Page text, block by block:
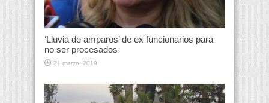
‘Lluvia de amparos’ de ex funcionarios para
no ser procesados
21 marzo, 2019